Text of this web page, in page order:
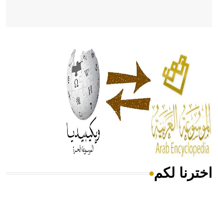
الحكم، الأدلة، تنظيم التغذية، ورسالته في جروح الرأس. ويعود
له الفضل بأنه حرر الطب من الدين والفلسفة.
- هل تعلم أن المرجان إفراز حيواني يتكون في البحر ويتركب
من مادة كربونات الكلسيوم، وهو أحمر أو شديد الحمرة وهو
أجود أنواعه، ويمتاز بكبر الحجم ويسمى الش
هل تعلم أن الأبسيد كلمة فرنسية اللفظ تم اعتمادها مصطلحاً
اخترنا لكم